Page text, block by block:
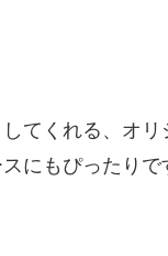
てくれる、オリ
にもぴったり